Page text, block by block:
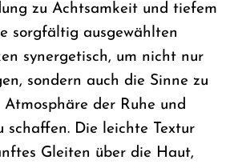
zu Achtsamkeit und tiefem
sorgfältig ausgewählten
synergetisch, um nicht nur
sondern auch die Sinne zu
der Ruhe und
schaffen. Die leichte Textur
Gleiten über die Haut,